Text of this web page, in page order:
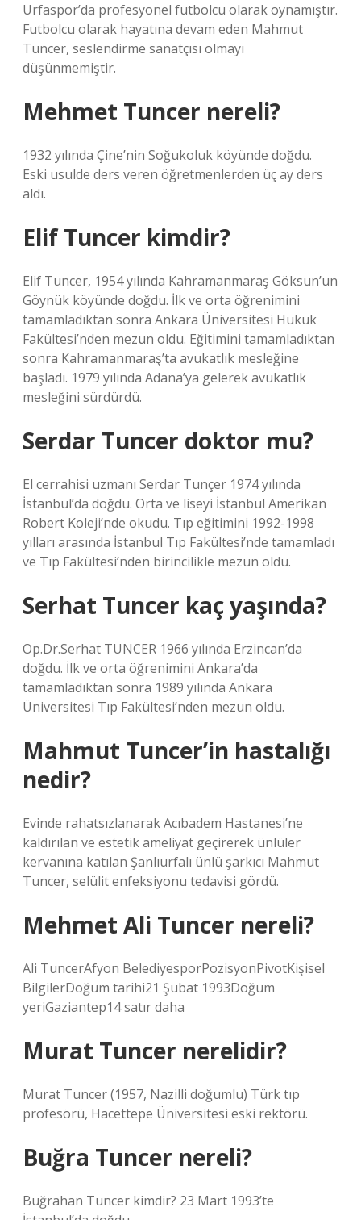
Urfaspor’da profesyonel futbolcu olarak oynamıştır.
Futbolcu olarak hayatına devam eden Mahmut
Tuncer, seslendirme sanatçısı olmayı
düşünmemiştir.
Mehmet Tuncer nereli?
1932 yılında Çine’nin Soğukoluk köyünde doğdu.
Eski usulde ders veren öğretmenlerden üç ay ders
aldı.
Elif Tuncer kimdir?
Elif Tuncer, 1954 yılında Kahramanmaraş Göksun’un
Göynük köyünde doğdu. İlk ve orta öğrenimini
tamamladıktan sonra Ankara Üniversitesi Hukuk
Fakültesi’nden mezun oldu. Eğitimini tamamladıktan
sonra Kahramanmaraş’ta avukatlık mesleğine
başladı. 1979 yılında Adana’ya gelerek avukatlık
mesleğini sürdürdü.
Serdar Tuncer doktor mu?
El cerrahisi uzmanı Serdar Tunçer 1974 yılında
İstanbul’da doğdu. Orta ve liseyi İstanbul Amerikan
Robert Koleji’nde okudu. Tıp eğitimini 1992-1998
yılları arasında İstanbul Tıp Fakültesi’nde tamamladı
ve Tıp Fakültesi’nden birincilikle mezun oldu.
Serhat Tuncer kaç yaşında?
Op.Dr.Serhat TUNCER 1966 yılında Erzincan’da
doğdu. İlk ve orta öğrenimini Ankara’da
tamamladıktan sonra 1989 yılında Ankara
Üniversitesi Tıp Fakültesi’nden mezun oldu.
Mahmut Tuncer’in hastalığı
nedir?
Evinde rahatsızlanarak Acıbadem Hastanesi’ne
kaldırılan ve estetik ameliyat geçirerek ünlüler
kervanına katılan Şanlıurfalı ünlü şarkıcı Mahmut
Tuncer, selülit enfeksiyonu tedavisi gördü.
Mehmet Ali Tuncer nereli?
Ali TuncerAfyon BelediyesporPozisyonPivotKişisel
BilgilerDoğum tarihi21 Şubat 1993Doğum
yeriGaziantep14 satır daha
Murat Tuncer nerelidir?
Murat Tuncer (1957, Nazilli doğumlu) Türk tıp
profesörü, Hacettepe Üniversitesi eski rektörü.
Buğra Tuncer nereli?
Buğrahan Tuncer kimdir? 23 Mart 1993’te